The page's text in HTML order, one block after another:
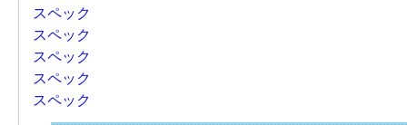
スペック
スペック
スペック
スペック
スペック